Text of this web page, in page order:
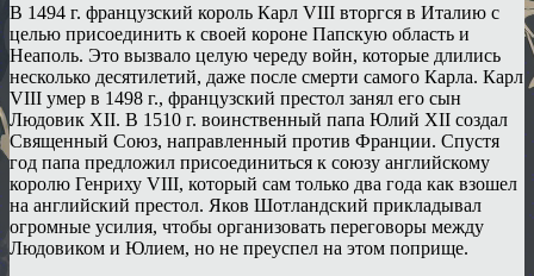
В 1494 г. французский король Карл VIII вторгся в Италию с
целью присоединить к своей короне Папскую область и
Неаполь. Это вызвало целую череду войн, которые длились
несколько десятилетий, даже после смерти самого Карла. Карл
VIII умер в 1498 г., французский престол занял его сын
Людовик XII. В 1510 г. воинственный папа Юлий XII создал
Священный Союз, направленный против Франции. Спустя
год папа предложил присоединиться к союзу английскому
королю Генриху VIII, который сам только два года как взошел
на английский престол. Яков Шотландский прикладывал
огромные усилия, чтобы организовать переговоры между
Людовиком и Юлием, но не преуспел на этом поприще.